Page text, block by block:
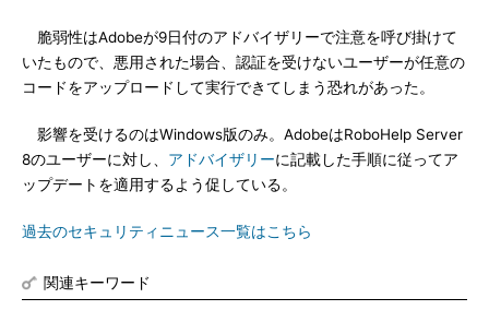
脆弱性はAdobeが9日付のアドバイザリーで注意を呼び掛けて
いたもので、悪用された場合、認証を受けないユーザーが任意の
コードをアップロードして実行できてしまう恐れがあった。
影響を受けるのはWindows版のみ。AdobeはRoboHelp Server
8のユーザーに対し、 アドバイザリーに記載した手順に従ってア
ップデートを適用するよう促している。
過去のセキュリティニュース一覧はこちら
関連キーワード